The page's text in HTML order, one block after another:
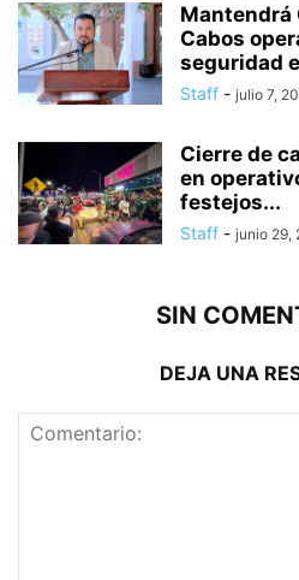
Mantendrá
Cabos
seguridad
Staff - julio 7,
Cierre de
en
festejos...
Staff - junio 29,
SIN
DEJA UNA